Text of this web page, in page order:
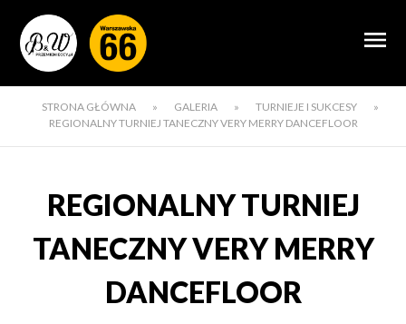
STRONA GŁÓWNA » GALERIA » TURNIEJE I SUKCESY
»
REGIONALNY TURNIEJ TANECZNY VERY MERRY DANCEFLOOR
REGIONALNY TURNIEJ
TANECZNY VERY MERRY
DANCEFLOOR